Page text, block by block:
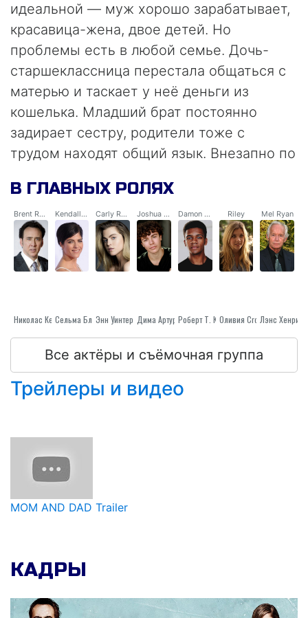
идеальной — муж хорошо зарабатывает,
красавица-жена, двое детей. Но
проблемы есть в любой семье. Дочь-
старшеклассница перестала общаться с
матерью и таскает у неё деньги из
кошелька. Младший брат постоянно
задирает сестру, родители тоже с
трудом находят общий язык. Внезапно по
странный сигнал, и все услышавшие его
родители нападают на собственных
детей. Самое время для супругов Райан
начать работать в команде и выяснить
отношения всем семейством.
В ГЛАВНЫХ РОЛЯХ
Brent Ryan
Николас Кейдж
Kendall Ryan
Сельма Блэр
Carly Ryan
Энн Уинтерс
Joshua Ryan
Дима Артур
Damon Hall
Роберт Т. Каннингэм
Riley
Оливия Crocicchia
Mel Ryan
Лэнс
Все актёры и съёмочная группа
Трейлеры и видео
MOM AND DAD Trailer
КАДРЫ